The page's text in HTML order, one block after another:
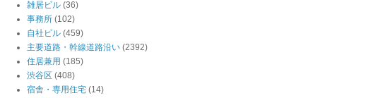
雑居ビル (36)
事務所 (102)
自社ビル (459)
主要道路・幹線道路沿い (2392)
住居兼用 (185)
渋谷区 (408)
宿舎・専用住宅 (14)